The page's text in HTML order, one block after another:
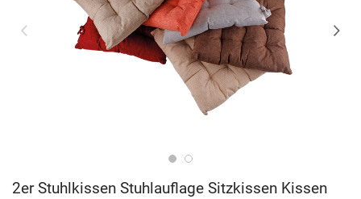
2er Stuhlkissen Stuhlauflage Sitzkissen Kissen